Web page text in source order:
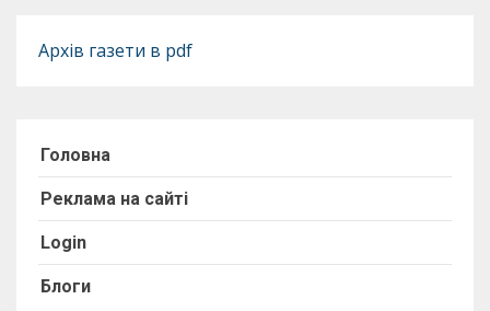
Архів газети в pdf
Головна
Реклама на сайті
Login
Блоги